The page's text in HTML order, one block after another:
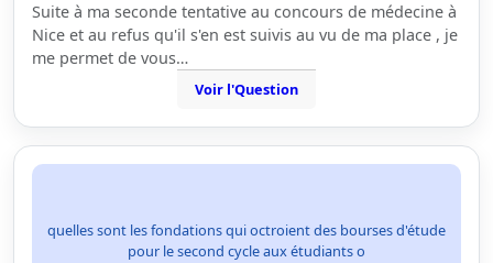
Suite à ma seconde tentative au concours de médecine à
Nice et au refus qu'il s'en est suivis au vu de ma place , je
me permet de vous…
Voir l'Question
quelles sont les fondations qui octroient des bourses d'étude
pour le second cycle aux étudiants o